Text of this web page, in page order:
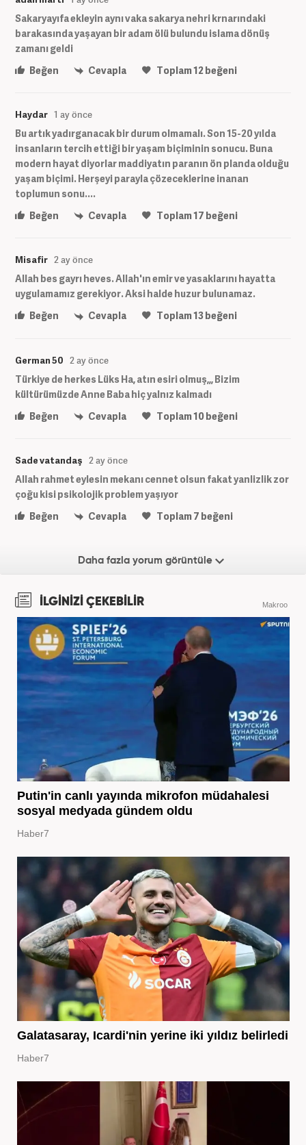
Sakaryayıfa ekleyin aynı vaka sakarya nehri krnarındaki
barakasında yaşayan bir adam ölü bulundu islama dönüş
zamanı geldi
Beğen
Cevapla Toplam12 beğeni
Haydar 1 ay önce
Bu artık yadırganacak bir durum olmamalı. Son 15-20 yılda
insanların tercih ettiği bir yaşam biçiminin sonucu. Buna
modern hayat diyorlar maddiyatın paranın ön planda olduğu
yaşam biçimi. Herşeyi parayla çözeceklerine inanan
toplumun sonu....
Beğen
Cevapla Toplam17 beğeni
Misafir 2 ay önce
Allah bes gayrı heves. Allah'ın emir ve yasaklarını hayatta
uygulamamız gerekiyor. Aksi halde huzur bulunamaz.
Beğen
Cevapla Toplam13beğeni
German 50 2 ay önce
Türkiye de herkes Lüks Ha, atın esiri olmuş,,, Bizim
kültürümüzde Anne Baba hiç yalnız kalmadı
Beğen
Cevapla Toplam10beğeni
Sade vatandaş 2 ay önce
Allah rahmet eylesin mekanı cennet olsun fakat yanlizlik zor
çoğu kisi psikolojik problem yaşıyor
Beğen
Cevapla Toplam7 beğeni
Daha fazla yorum görüntüle
İLGİNİZİ ÇEKEBİLİR Makroo
Putin'in canlı yayında mikrofon müdahalesi
sosyal medyada gündem oldu
Haber7
Galatasaray, Icardi'nin yerine iki yıldız belirledi
Haber7